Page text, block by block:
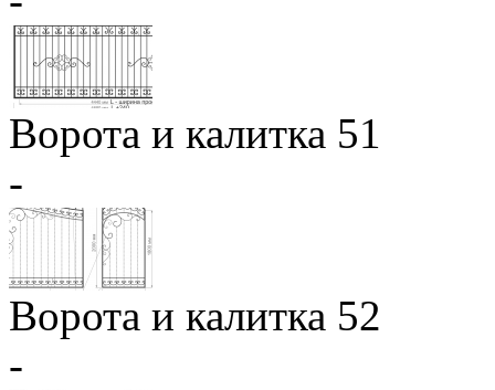
Ворота и калитка 51
-
Ворота и калитка 52
-